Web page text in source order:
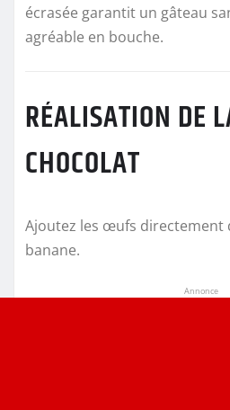
écrasée garantit un gâteau
agréable en bouche.
RÉALISATION DE
CHOCOLAT
Ajoutez les œufs directement
banane.
Annonce